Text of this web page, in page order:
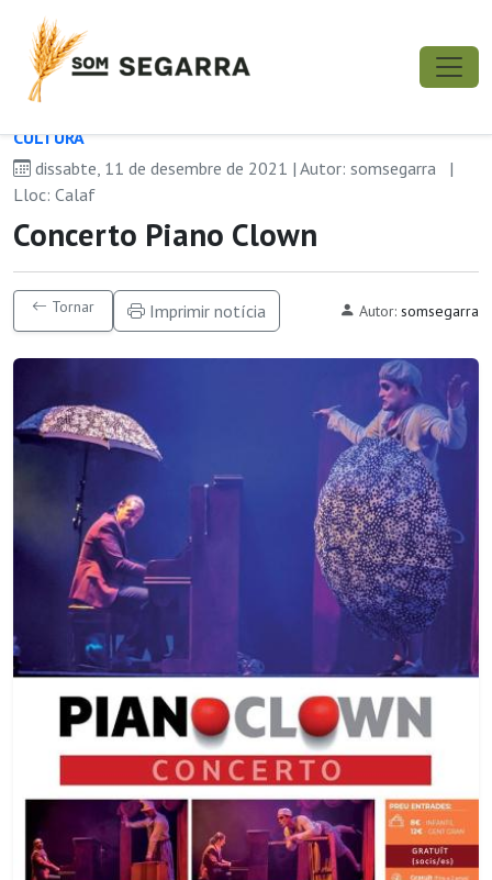
CULTURA
dissabte, 11 de desembre de 2021 | Autor: somsegarra
|
Lloc: Calaf
Concerto Piano Clown
Tornar Imprimir notícia Autor: somsegarra